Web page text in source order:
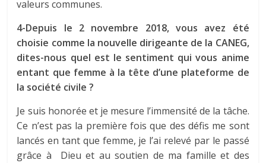
valeurs communes.
4-Depuis le 2 novembre 2018, vous avez été
choisie comme la nouvelle dirigeante de la CANEG,
dites-nous quel est le sentiment qui vous anime
entant que femme à la tête d’une plateforme de
la société civile ?
Je suis honorée et je mesure l’immensité de la tâche.
Ce n’est pas la première fois que des défis me sont
lancés en tant que femme, je l’ai relevé par le passé
grâce à Dieu et au soutien de ma famille et des